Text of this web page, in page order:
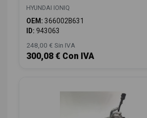
HYUNDAI IONIQ
OEM: 366002B631
ID: 943063
248,00 € Sin IVA
300,08 € Con IVA